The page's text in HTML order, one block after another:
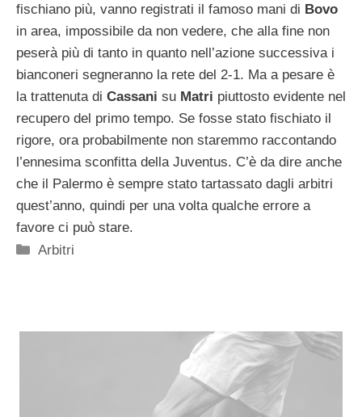
fischiano più, vanno registrati il famoso mani di Bovo
in area, impossibile da non vedere, che alla fine non
peserà più di tanto in quanto nell’azione successiva i
bianconeri segneranno la rete del 2-1. Ma a pesare è
la trattenuta di Cassani su Matri piuttosto evidente nel
recupero del primo tempo. Se fosse stato fischiato il
rigore, ora probabilmente non staremmo raccontando
l’ennesima sconfitta della Juventus. C’è da dire anche
che il Palermo è sempre stato tartassato dagli arbitri
quest’anno, quindi per una volta qualche errore a
favore ci può stare.
Categorie
Arbitri